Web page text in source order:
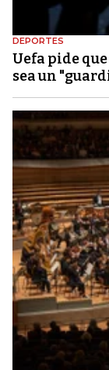
DEPORTES
Uefa pide
sea un